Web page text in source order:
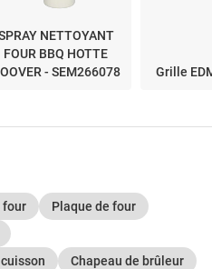
NETTOYANT
FOUR BBQ HOTTE
- SEM266078
Grille
four
Plaque de four
Chapeau de brûleur